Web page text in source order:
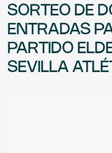
SORTEO DE
ENTRADAS
PARTIDO
SEVILLA